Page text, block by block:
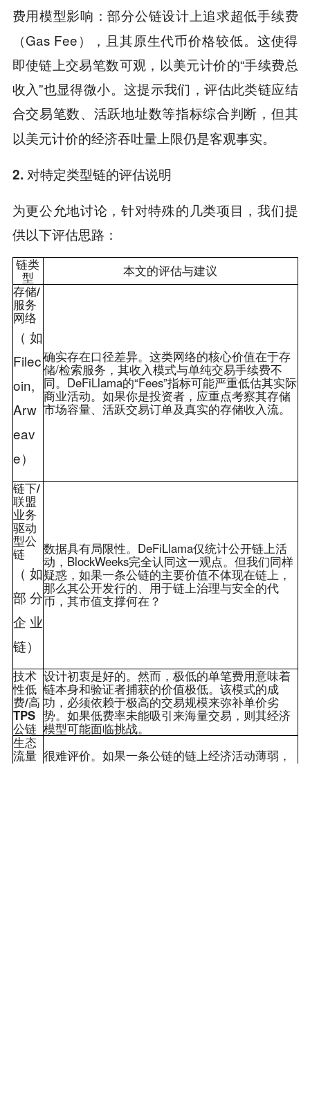
费用模型影响 ：部分公链设计上追求超低手续费
（Gas Fee），且其原生代币价格较低。这使得
即使链上交易笔数可观，以美元计价的“手续费总
收入”也显得微小。这提示我们，评估此类链应结
合交易笔数、活跃地址数等指标综合判断，但其
以美元计价的经济吞吐量上限仍是客观事实。
2. 对特定类型链的评估说明
为更公允地讨论，针对特殊的几类项目，我们提
供以下评估思路：
链类
型
本文的评估与建议
存储/
服务
网络
（如
Filec
oin,
Arw
eav
e）
确实存在口径差异。这类网络的核心价值在于存
储/检索服务，其收入模式与单纯交易手续费不
同。DeFiLlama的“Fees”指标可能严重低估其实际
商业活动。如果你是投资者，应重点考察其存储
市场容量、活跃交易订单及真实的存储收入流。
链下/
联盟
业务
驱动
型公
链
（如
部分
企业
链）
数据具有局限性。DeFiLlama仅统计公开链上活
动，BlockWeeks完全认同这一观点。但我们同样
疑惑，如果一条公链的主要价值不体现在链上，
那么其公开发行的、用于链上治理与安全的代
币，其市值支撑何在？
技术
性低
费/高
TPS
公链
设计初衷是好的。然而，极低的单笔费用意味着
链本身和验证者捕获的价值极低。该模式的成
功， 必须依赖于极高的交易规模来弥补单价劣
势。如果低费率未能吸引来海量交易，则其经济
模型可能面临挑战。
生态
流量
集中
很难评价。 如果一条公链的链上经济活动薄弱，
无法产生足够手续费，那么它作为“去中心化结算